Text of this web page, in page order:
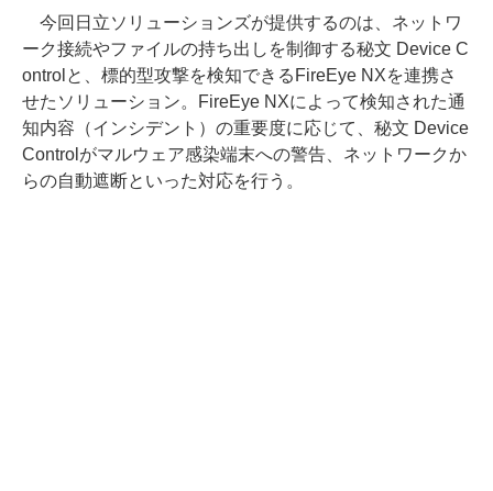
今回日立ソリューションズが提供するのは、ネットワ
ーク接続やファイルの持ち出しを制御する秘文 Device C
ontrolと、標的型攻撃を検知できるFireEye NXを連携さ
せたソリューション。FireEye NXによって検知された通
知内容（インシデント）の重要度に応じて、秘文 Device
Controlがマルウェア感染端末への警告、ネットワークか
らの自動遮断といった対応を行う。